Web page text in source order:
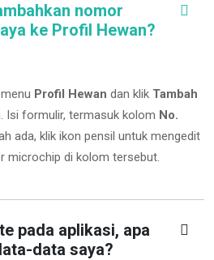
nomor
ke Profil Hewan?
Profil Hewan dan klik Tambah
Isi formulir, termasuk kolom No.
ada, klik ikon pensil untuk mengedit
microchip di kolom tersebut.
pada aplikasi, apa
data saya?